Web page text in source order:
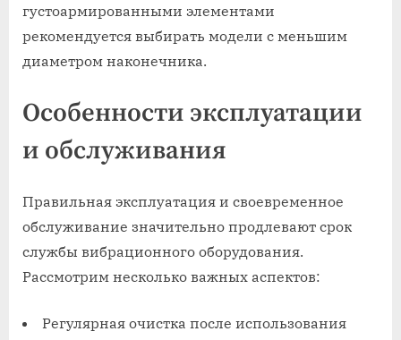
густоармированными элементами
рекомендуется выбирать модели с меньшим
диаметром наконечника.
Особенности эксплуатации
и обслуживания
Правильная эксплуатация и своевременное
обслуживание значительно продлевают срок
службы вибрационного оборудования.
Рассмотрим несколько важных аспектов:
Регулярная очистка после использования